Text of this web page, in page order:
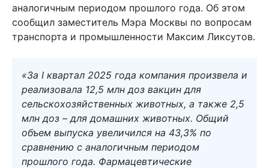
аналогичным периодом прошлого года. Об этом
сообщил заместитель Мэра Москвы по вопросам
транспорта и промышленности Максим Ликсутов.
«За I квартал 2025 года компания произвела и
реализовала 12,5 млн доз вакцин для
сельскохозяйственных животных, а также 2,5
млн доз – для домашних животных. Общий
объем выпуска увеличился на 43,3% по
сравнению с аналогичным периодом
прошлого года. Фармацевтические